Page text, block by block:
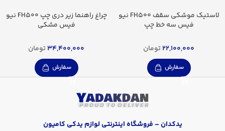
لاستیک موشکی سقف FH500 نیو
فیس سه خط چپ
22,100,000تومان
سفارش
چراغ راهنما زیر دری چپ FH500 نیو
فیس مشکی
34,400,000تومان
سفارش
یدکدان – فروشگاه اینترنتی لوازم یدکی کامیون